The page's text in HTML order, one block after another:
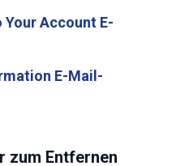
Your Account E-
E-Mail-
zum Entfernen